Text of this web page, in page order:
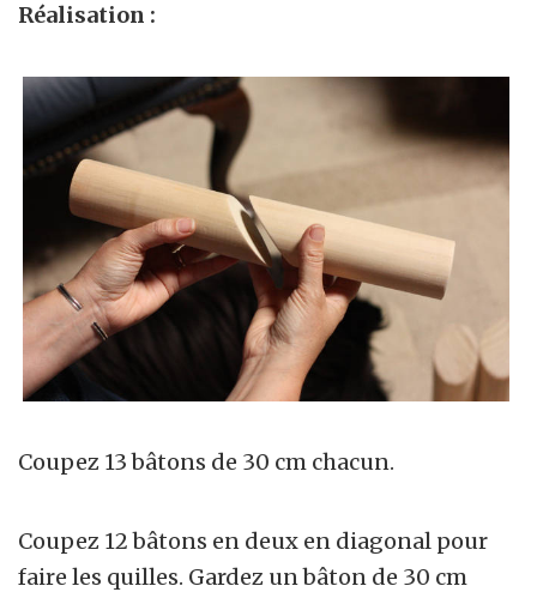
Réalisation :
Coupez 13 bâtons de 30 cm chacun.
Coupez 12 bâtons en deux en diagonal pour
faire les quilles. Gardez un bâton de 30 cm